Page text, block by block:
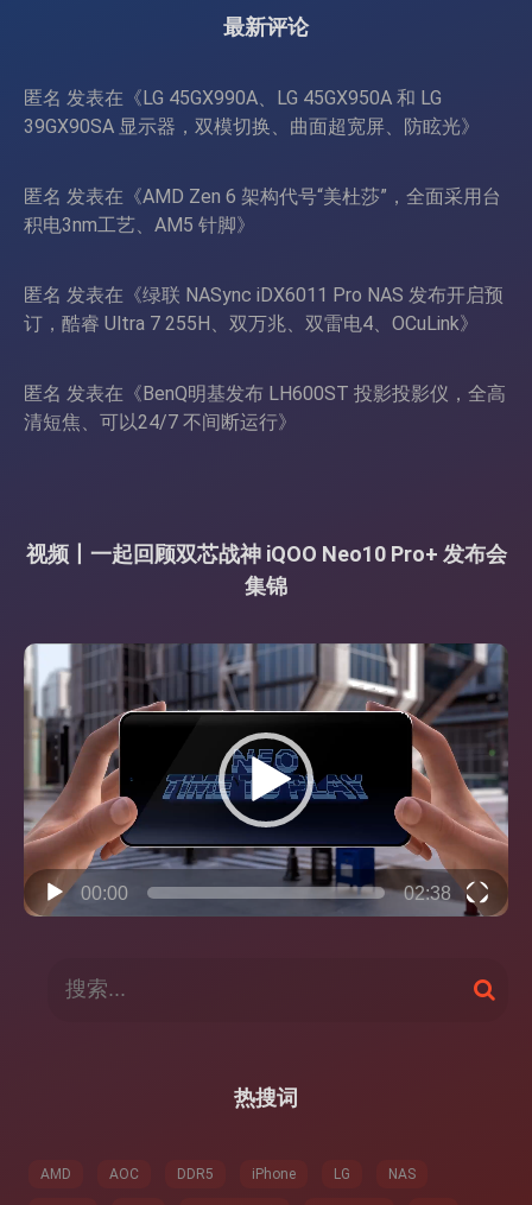
最新评论
匿名 发表在《 LG 45GX990A、LG 45GX950A 和 LG
39GX90SA 显示器，双模切换、曲面超宽屏、防眩光》
匿名 发表在《AMD Zen 6 架构代号“美杜莎”，全面采用台
积电3nm工艺、AM5 针脚》
匿名 发表在《绿联 NASync iDX6011 Pro NAS 发布开启预
订，酷睿 Ultra 7 255H、双万兆、双雷电4、OCuLink》
匿名 发表在《 BenQ明基发布 LH600ST 投影投影仪，全高
清短焦、可以24/7 不间断运行》
视频丨一起回顾双芯战神 iQOO Neo10 Pro+ 发布会
集锦
视
频
播
放
器
00:00 02:38
搜
索
热搜词
AMD AOC DDR5 iPhone LG NAS